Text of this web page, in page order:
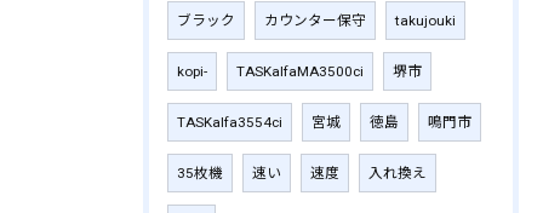
ブラック カウンター保守 takujouki
kopi- TASKalfaMA3500ci 堺市
TASKalfa3554ci 宮城 徳島 鳴門市
35枚機 速い 速度 入れ換え